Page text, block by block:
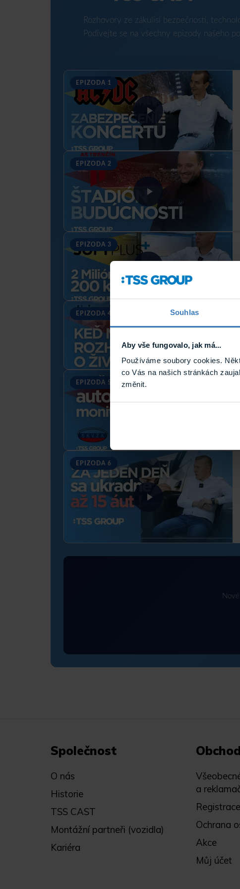
Souhlas
Aby vše fungovalo, jak má...
Používáme soubory cookies.
co Vás na našich stránkách
změnit.
Rozhovory ze zákulisí bezpečnosti,
Podívejte se na všechny epizody našeho
EPIZODA 1
EPIZODA 2
EPIZODA 3
EPIZODA 4
EPIZODA 5
EPIZODA 6
Společnost
O nás
Historie
TSS CAST
Montážní partneři (vozidla)
Kariéra
a
Registrace
Ochrana
Akce
Můj účet